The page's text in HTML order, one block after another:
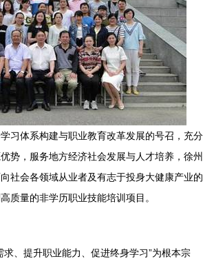
习体系构建与职业教育改革发展的号召，充分
势，服务地方经济社会发展与人才培养，徐州
社会各领域从业者及有志于投身大健康产业的
质量的非学历职业技能培训项目。
求、提升职业能力、促进终身学习”为根本宗